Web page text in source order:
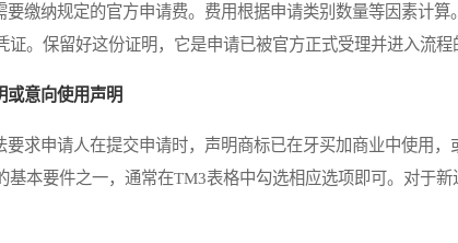
缴纳规定的官方申请费。费用根据申请类别数量等因素计算
证。保留好这份证明，它是申请已被官方正式受理并进入流程
或意向使用声明
求申请人在提交申请时，声明商标已在牙买加商业中使用，
基本要件之一，通常在TM3表格中勾选相应选项即可。对于